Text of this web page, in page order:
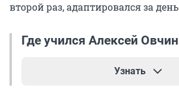
второй раз, адаптировался за
Где учился Алексей
Узнать